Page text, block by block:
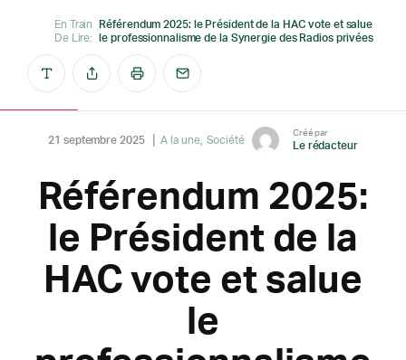
En Train
De Lire:
Référendum 2025: le Président de la HAC vote et salue
le professionnalisme de la Synergie des Radios privées
21 septembre 2025 A la une Société
Créé par
Le rédacteur
Référendum 2025:
le Président de la
HAC vote et salue
le